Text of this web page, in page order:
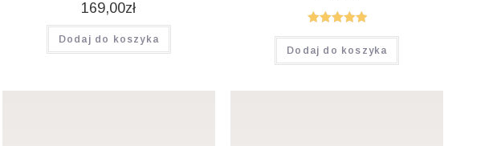
169,00zł
Dodaj do koszyka
Oceniono
5.00na 5
Dodaj do koszyka